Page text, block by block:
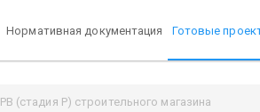
Нормативная документация Готовые
(стадия Р) строительного магазина